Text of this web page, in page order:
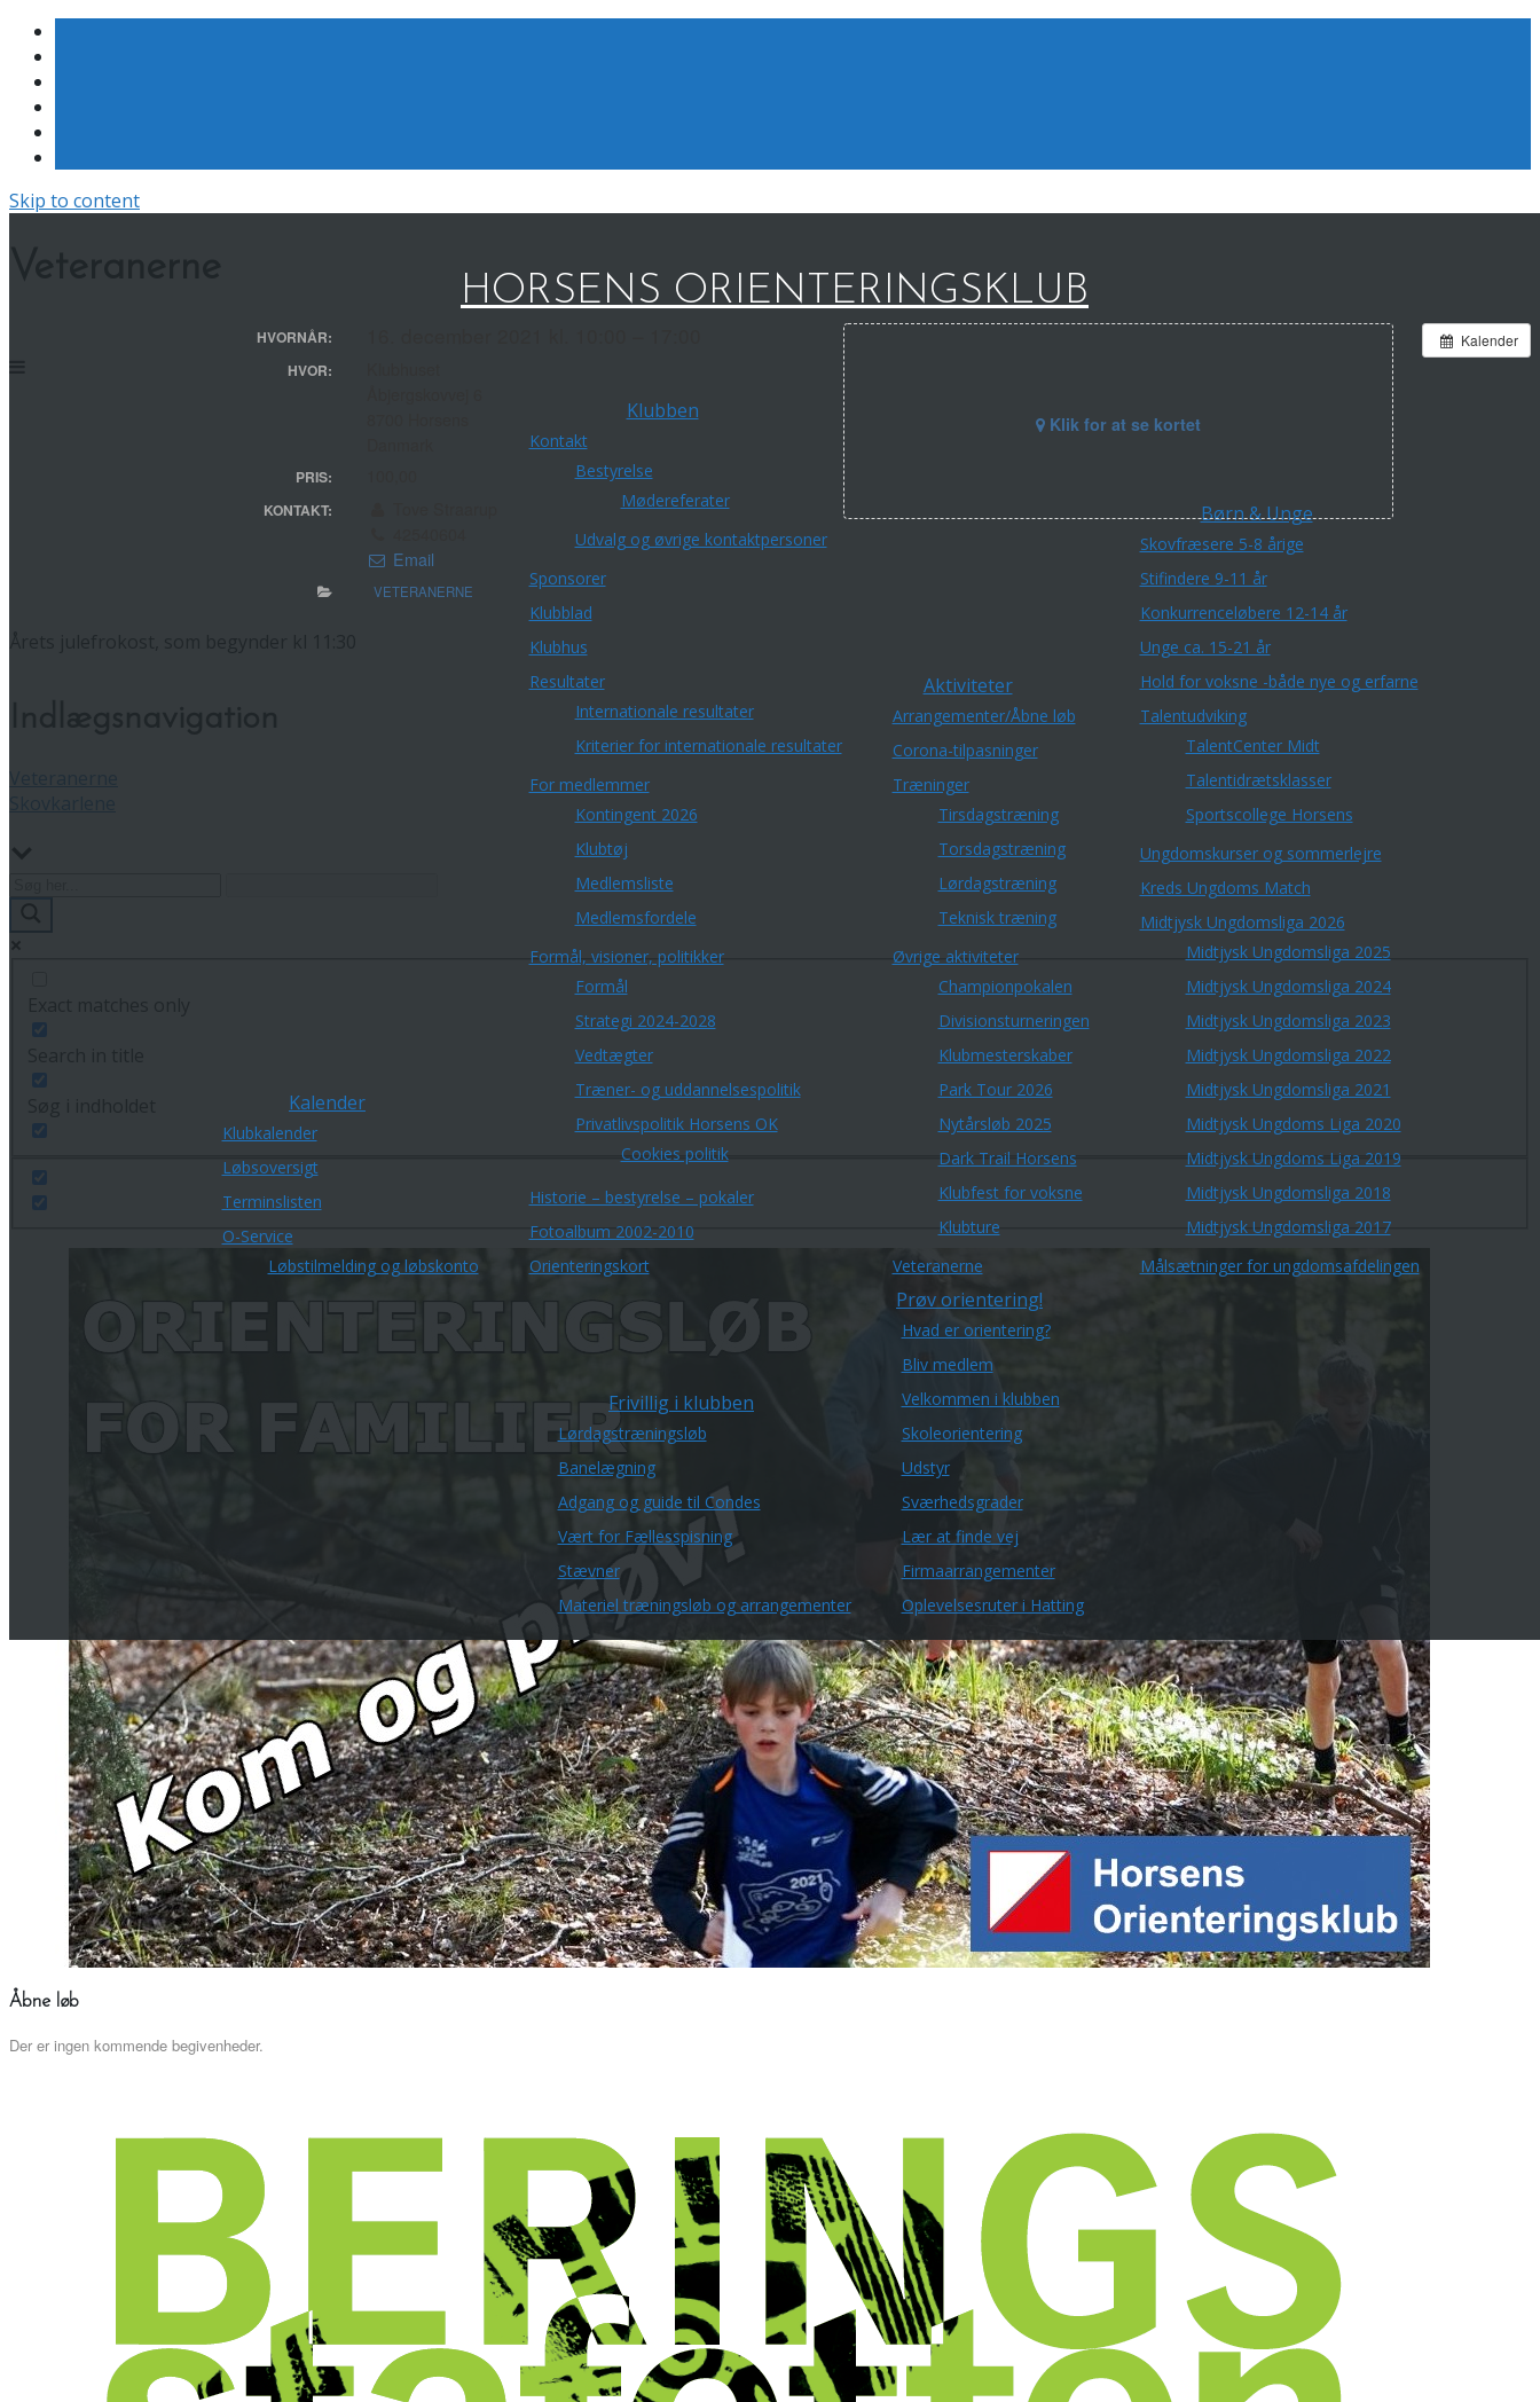
Skip to content
HORSENS ORIENTERINGSKLUB
Kalender
Klubkalender
Løbsoversigt
Terminslisten
O-Service
Løbstilmelding og løbskonto
Klubben
Kontakt
Bestyrelse
Mødereferater
Udvalg og øvrige kontaktpersoner
Sponsorer
Klubblad
Klubhus
Resultater
Internationale resultater
Kriterier for internationale resultater
For medlemmer
Kontingent 2026
Klubtøj
Medlemsliste
Medlemsfordele
Formål, visioner, politikker
Formål
Strategi 2024-2028
Vedtægter
Træner- og uddannelsespolitik
Privatlivspolitik Horsens OK
Cookies politik
Historie – bestyrelse – pokaler
Fotoalbum 2002-2010
Orienteringskort
Aktiviteter
Arrangementer/Åbne løb
Corona-tilpasninger
Træninger
Tirsdagstræning
Torsdagstræning
Lørdagstræning
Teknisk træning
Øvrige aktiviteter
Championpokalen
Divisionsturneringen
Klubmesterskaber
Park Tour 2026
Nytårsløb 2025
Dark Trail Horsens
Klubfest for voksne
Klubture
Veteranerne
Børn & Unge
Skovfræsere 5-8 årige
Stifindere 9-11 år
Konkurrenceløbere 12-14 år
Unge ca. 15-21 år
Hold for voksne -både nye og erfarne
Talentudviking
TalentCenter Midt
Talentidrætsklasser
Sportscollege Horsens
Ungdomskurser og sommerlejre
Kreds Ungdoms Match
Midtjysk Ungdomsliga 2026
Midtjysk Ungdomsliga 2025
Midtjysk Ungdomsliga 2024
Midtjysk Ungdomsliga 2023
Midtjysk Ungdomsliga 2022
Midtjysk Ungdomsliga 2021
Midtjysk Ungdoms Liga 2020
Midtjysk Ungdoms Liga 2019
Midtjysk Ungdomsliga 2018
Midtjysk Ungdomsliga 2017
Målsætninger for ungdomsafdelingen
Frivillig i klubben
Lørdagstræningsløb
Banelægning
Adgang og guide til Condes
Vært for Fællesspisning
Stævner
Materiel træningsløb og arrangementer
Prøv orientering!
Hvad er orientering?
Bliv medlem
Velkommen i klubben
Skoleorientering
Udstyr
Sværhedsgrader
Lær at finde vej
Firmaarrangementer
Oplevelsesruter i Hatting
Kalender
Klik for at se kortet
HVORNÅR:
HVOR:
PRIS:
KONTAKT:
Email
VETERANERNE
Åbne løb
Der er ingen kommende begivenheder.